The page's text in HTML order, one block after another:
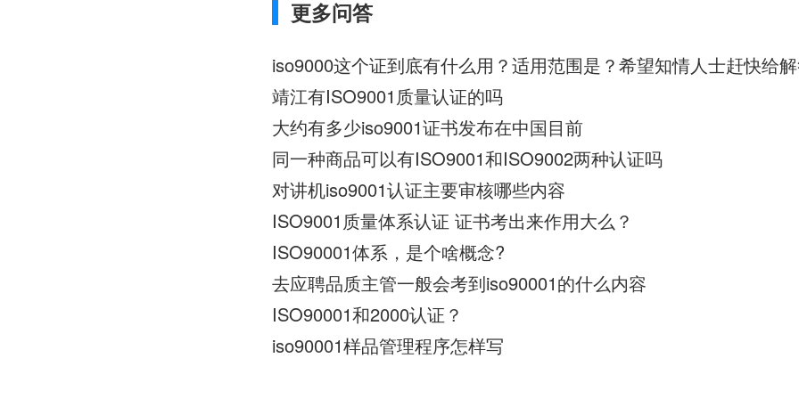
更多问答
靖江有ISO9001质量认证的吗
大约有多少iso9001证书发布在中国目前
同一种商品可以有ISO9001和ISO9002两种认证吗
对讲机iso9001认证主要审核哪些内容
ISO9001质量体系认证 证书考出来作用大么？
ISO90001体系，是个啥概念?
去应聘品质主管一般会考到iso90001的什么内容
ISO90001和2000认证？
iso90001样品管理程序怎样写